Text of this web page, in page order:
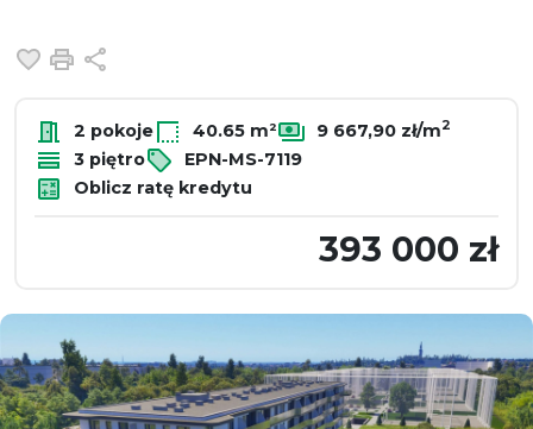
Dodaj do ulubionych
Drukuj
2 pokoje 40.65 m² 9 667,90 zł/m2
3 piętro
EPN-MS-7119
Oblicz ratę kredytu
393 000 zł